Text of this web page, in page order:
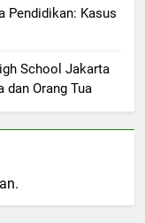
Pendidikan: Kasus
School Jakarta
Orang Tua